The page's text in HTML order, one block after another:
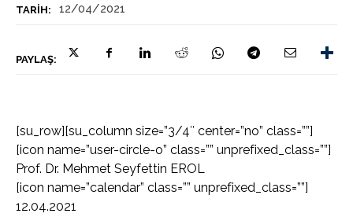
TARIH: 12/04/2021
PAYLAŞ:
[su_row][su_column size=”3/4″ center=”no” class=””]
[icon name=”user-circle-o” class=”” unprefixed_class=””]
Prof. Dr. Mehmet Seyfettin EROL
[icon name=”calendar” class=”” unprefixed_class=””]
12.04.2021